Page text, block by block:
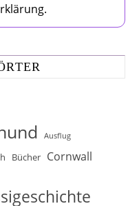
Ausflug
Bücher Cornwall